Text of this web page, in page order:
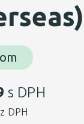
s DPH
DPH